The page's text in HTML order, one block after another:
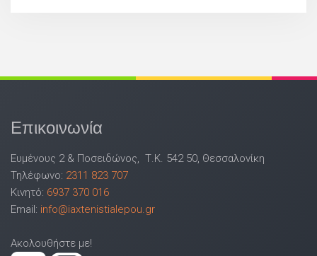
Επικοινωνία
Ευμένους 2 & Ποσειδώνος, Τ.Κ. 542 50, Θεσσαλονίκη
Τηλέφωνο: 2311 823 707
Κινητό: 6937 370 016
Email: info@iaxtenistialepou.gr
Ακολουθήστε με!